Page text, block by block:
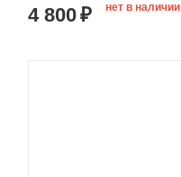
4 800₽ нет в наличии